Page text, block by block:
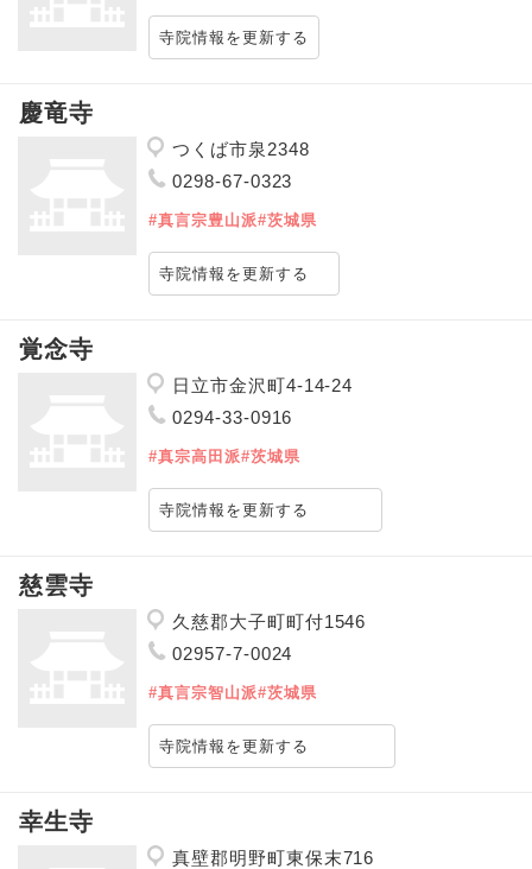
寺院情報を更新する
慶竜寺
つくば市泉2348
0298-67-0323
#真言宗豊山派#茨城県
寺院情報を更新する
覚念寺
日立市金沢町4-14-24
0294-33-0916
#真宗高田派#茨城県
寺院情報を更新する
慈雲寺
久慈郡大子町町付1546
02957-7-0024
#真言宗智山派#茨城県
寺院情報を更新する
幸生寺
真壁郡明野町東保末716